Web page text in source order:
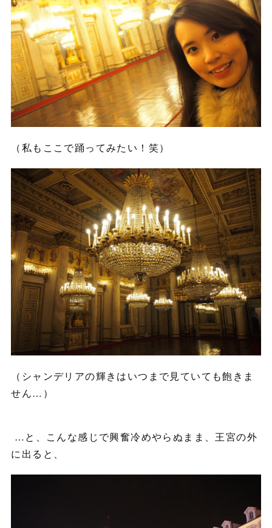
（私もここで踊ってみたい！笑）
（シャンデリアの輝きはいつまで見ていても飽きま
せん…）
…と、こんな感じで興奮冷めやらぬまま、王宮の外
に出ると、